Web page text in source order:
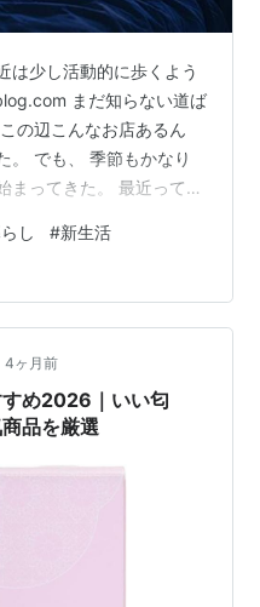
は少し活動的に歩くよう
まだ知らない道ば
の辺こんなお店あるん
。 でも、 季節もかなり
まってきた。 最近って、
？ 「二季」 とまでは言
気がする。 皆さんは、
？ 理由も気になる。 どう
て、 色々試してる。 例え
…
し #新生活
4ヶ月前
め2026｜いい匂
品を厳選